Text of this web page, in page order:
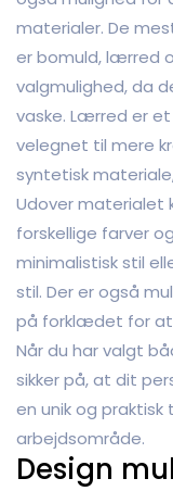
materialer. De
er bomuld, lærred
valgmulighed, da
vaske. Lærred er
velegnet til mere
syntetisk
Udover materialet
forskellige farver
minimalistisk stil
stil. Der er også
på forklædet for at
Når du har valgt
sikker på, at dit
en unik og praktisk
arbejdsområde.
Design